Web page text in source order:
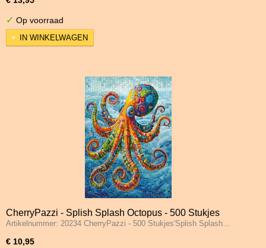
✓ Op voorraad
IN WINKELWAGEN
CherryPazzi - Splish Splash Octopus - 500 Stukjes
Artikelnummer: 20234 CherryPazzi - 500 Stukjes'Splish Splash…
€ 10,95